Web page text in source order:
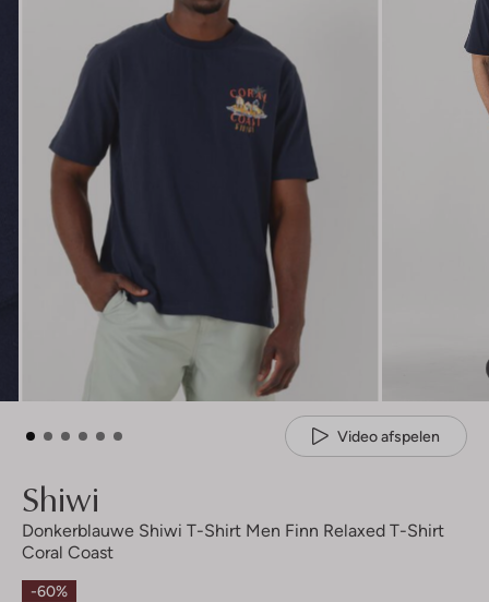
Video afspelen
Shiwi
Donkerblauwe Shiwi T-Shirt Men Finn Relaxed T-Shirt
Coral Coast
-60%